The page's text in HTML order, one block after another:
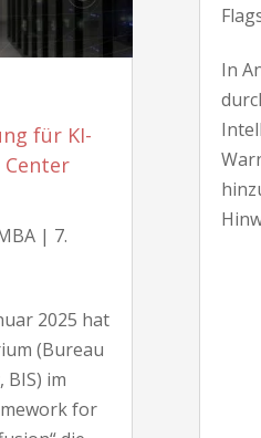
für KI-
Center
| 7.
2025 hat
(Bureau
im
for
In